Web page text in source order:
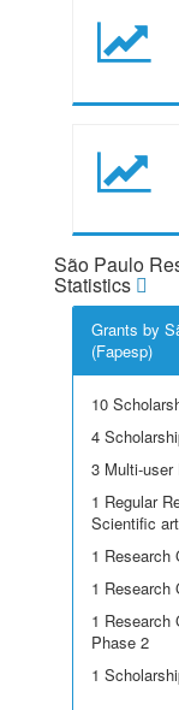
São Paulo
Statistics
Grants by
(Fapesp)
10
4
3 Multi-user
1 Regular
Scientific
1 Research
1 Research
1 Research
Phase 2
1